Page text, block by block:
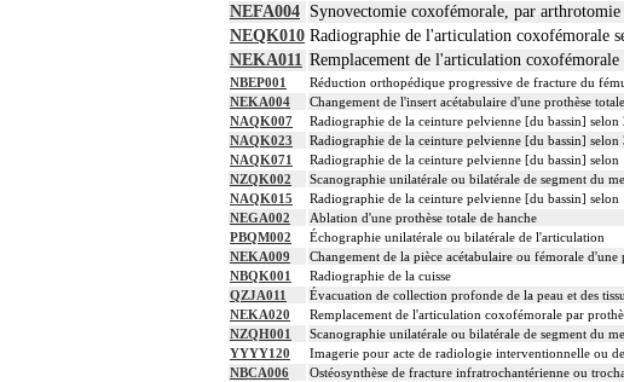
NEFA004 Synovectomie coxofémorale, par
NEQK010 Radiographie de l'articulation coxofémorale
NEKA011 Remplacement de l'articulation
NBEP001
Réduction orthopédique progressive de fracture du
NEKA004
Changement de l'insert acétabulaire d'une prothèse
NAQK007
Radiographie de la ceinture pelvienne [du bassin] selon
NAQK023
Radiographie de la ceinture pelvienne [du bassin] selon
NAQK071
Radiographie de la ceinture pelvienne [du bassin]
NZQK002
Scanographie unilatérale ou bilatérale de segment du
NAQK015
Radiographie de la ceinture pelvienne [du bassin] selon
NEGA002
Ablation d'une prothèse totale de hanche
PBQM002
Échographie unilatérale ou bilatérale de l'articulation
NEKA009
Changement de la pièce acétabulaire ou fémorale d'une
NBQK001
Radiographie de la cuisse
QZJA011
Évacuation de collection profonde de la peau et des
NEKA020
Remplacement de l'articulation coxofémorale par
NZQH001
Scanographie unilatérale ou bilatérale de segment du
YYYY120
Imagerie pour acte de radiologie interventionnelle ou
NBCA006
Ostéosynthèse de fracture infratrochantérienne ou